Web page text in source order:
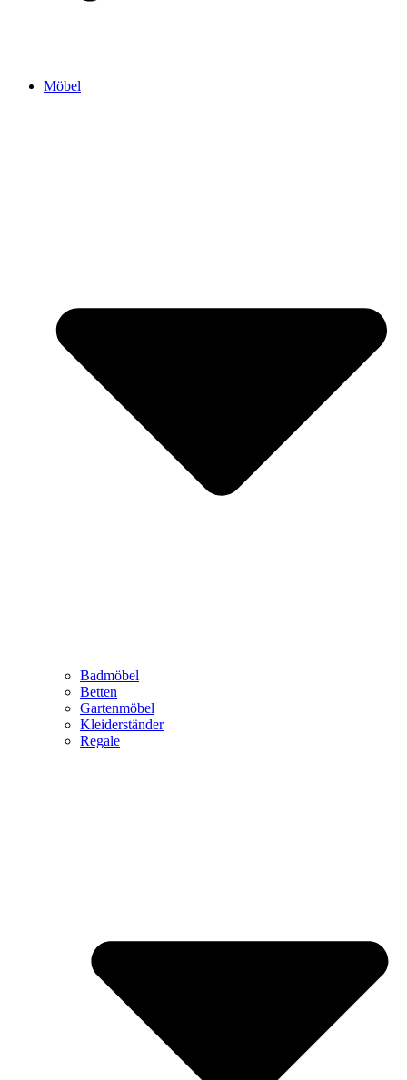
Möbel
Badmöbel
Betten
Gartenmöbel
Kleiderständer
Regale